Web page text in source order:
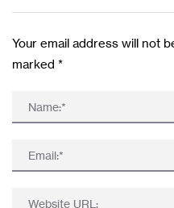
Your email address will not
marked *